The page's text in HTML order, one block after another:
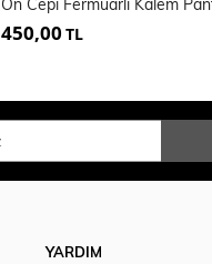
450,00 TL
YARDIM